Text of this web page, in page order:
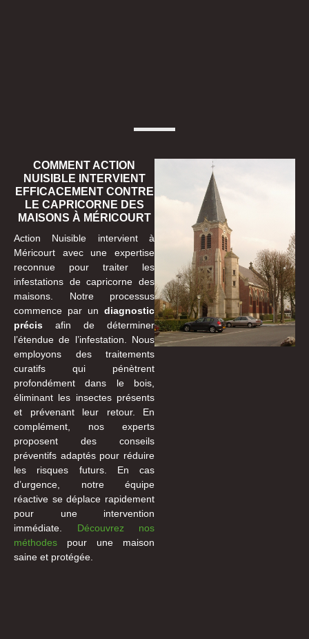
COMMENT ACTION
NUISIBLE INTERVIENT
EFFICACEMENT CONTRE
LE CAPRICORNE DES
MAISONS À MÉRICOURT
Action Nuisible intervient à
Méricourt avec une expertise
reconnue pour traiter les
infestations de capricorne des
maisons. Notre processus
commence par un diagnostic
précis afin de déterminer
l’étendue de l’infestation. Nous
employons des traitements
curatifs qui pénètrent
profondément dans le bois,
éliminant les insectes présents
et prévenant leur retour. En
complément, nos experts
proposent des conseils
préventifs adaptés pour réduire
les risques futurs. En cas
d’urgence, notre équipe
réactive se déplace rapidement
pour une intervention
immédiate. Découvrez nos
méthodes pour une maison
saine et protégée.